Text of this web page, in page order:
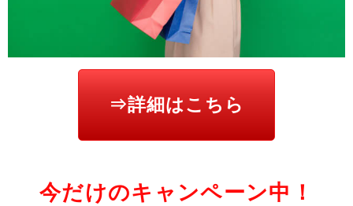
⇒詳細はこちら
今だけのキャンペーン中！